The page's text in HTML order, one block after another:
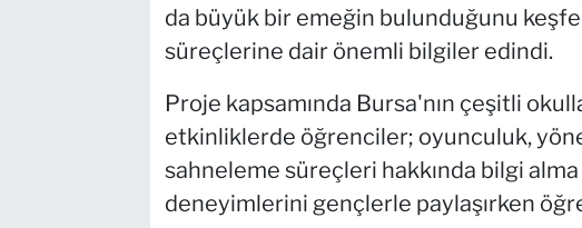
da büyük bir emeğin bulunduğunu
süreçlerine dair önemli bilgiler edindi.
Proje kapsamında Bursa'nın çeşitli
etkinliklerde öğrenciler; oyunculuk,
sahneleme süreçleri hakkında bilgi
deneyimlerini gençlerle paylaşırken